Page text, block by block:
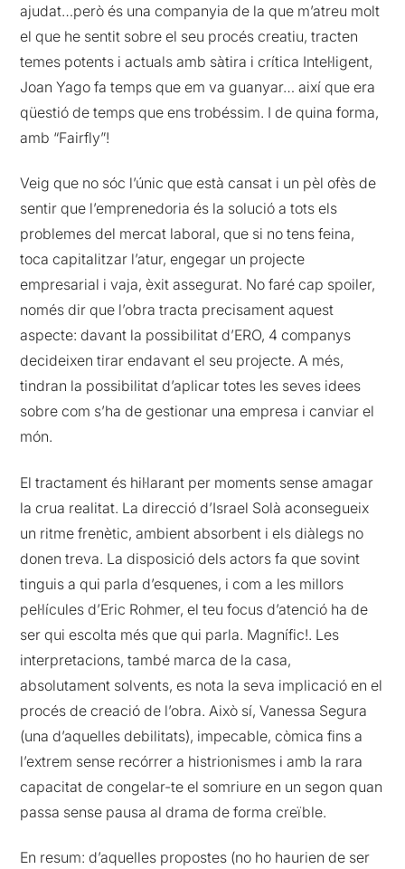
ajudat…però és una companyia de la que m’atreu molt
el que he sentit sobre el seu procés creatiu, tracten
temes potents i actuals amb sàtira i crítica Intel·ligent,
Joan Yago fa temps que em va guanyar… així que era
qüestió de temps que ens trobéssim. I de quina forma,
amb “Fairfly”!
Veig que no sóc l’únic que està cansat i un pèl ofès de
sentir que l’emprenedoria és la solució a tots els
problemes del mercat laboral, que si no tens feina,
toca capitalitzar l’atur, engegar un projecte
empresarial i vaja, èxit assegurat. No faré cap spoiler,
només dir que l’obra tracta precisament aquest
aspecte: davant la possibilitat d’ERO, 4 companys
decideixen tirar endavant el seu projecte. A més,
tindran la possibilitat d’aplicar totes les seves idees
sobre com s’ha de gestionar una empresa i canviar el
món.
El tractament és hil·larant per moments sense amagar
la crua realitat. La direcció d’Israel Solà aconsegueix
un ritme frenètic, ambient absorbent i els diàlegs no
donen treva. La disposició dels actors fa que sovint
tinguis a qui parla d’esquenes, i com a les millors
pel·lícules d’Eric Rohmer, el teu focus d’atenció ha de
ser qui escolta més que qui parla. Magnífic!. Les
interpretacions, també marca de la casa,
absolutament solvents, es nota la seva implicació en el
procés de creació de l’obra. Això sí, Vanessa Segura
(una d’aquelles debilitats), impecable, còmica fins a
l’extrem sense recórrer a histrionismes i amb la rara
capacitat de congelar-te el somriure en un segon quan
passa sense pausa al drama de forma creïble.
En resum: d’aquelles propostes (no ho haurien de ser